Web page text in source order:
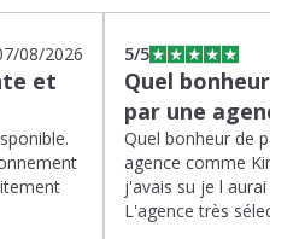
08/2026
et
5/5
Quel bonheur
par une
Quel bonheur de
agence comme
j'avais su je l aurai
L'agence très